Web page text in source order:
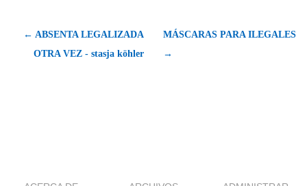
← ABSENTA LEGALIZADA
OTRA VEZ - stasja köhler
MÁSCARAS PARA ILEGALES
→